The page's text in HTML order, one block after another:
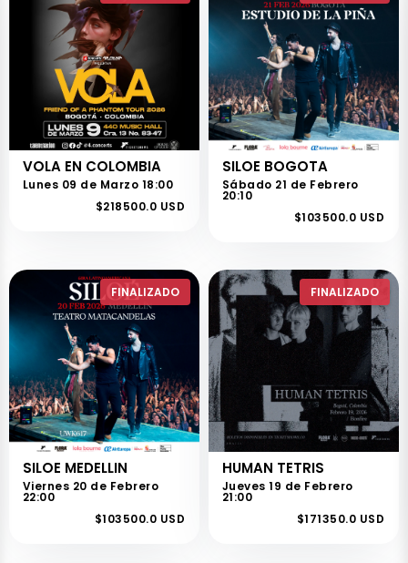
VOLA EN COLOMBIA
Lunes 09 de Marzo 18:00
$218500.0 USD
SILOE BOGOTA
Sábado 21 de Febrero
20:10
$103500.0 USD
FINALIZADO
SILOE MEDELLIN
Viernes 20 de Febrero
22:00
$103500.0 USD
FINALIZADO
HUMAN TETRIS
Jueves 19 de Febrero
21:00
$171350.0 USD